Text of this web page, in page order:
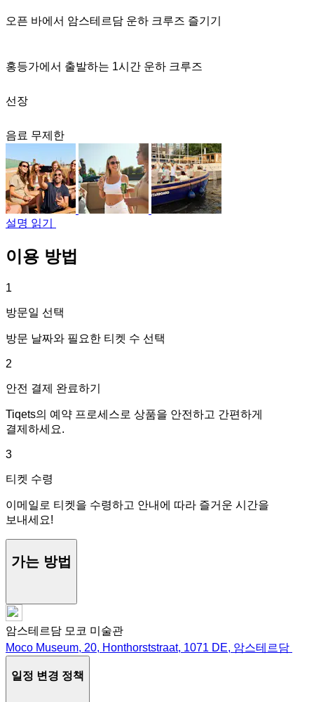
오픈 바에서 암스테르담 운하 크루즈 즐기기
홍등가에서 출발하는 1시간 운하 크루즈
선장
음료 무제한
설명 읽기
이용 방법
1
방문일 선택
방문 날짜와 필요한 티켓 수 선택
2
안전 결제 완료하기
Tiqets의 예약 프로세스로 상품을 안전하고 간편하게
결제하세요.
3
티켓 수령
이메일로 티켓을 수령하고 안내에 따라 즐거운 시간을
보내세요!
가는 방법
암스테르담 모코 미술관
Moco Museum, 20, Honthorststraat, 1071 DE, 암스테르담
일정 변경 정책